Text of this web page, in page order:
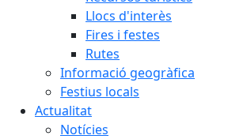
Llocs d'interès
Fires i festes
Rutes
Informació geogràfica
Festius locals
Actualitat
Notícies